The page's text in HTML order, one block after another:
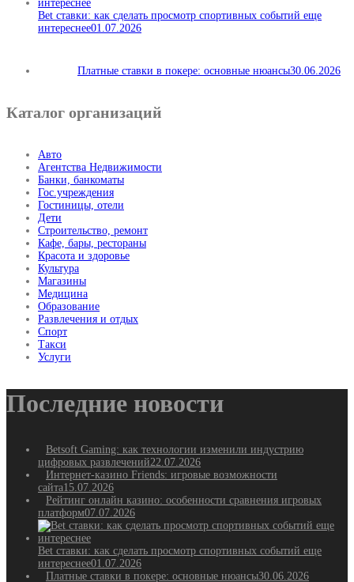
Bet ставки: как сделать просмотр спортивных событий еще
интереснее01.07.2026
Платные ставки в покере: основные нюансы30.06.2026
Каталог организаций
Авто
Агентства Недвижимости
Банки, банкоматы
Гос.учреждения
Гостиницы, отели
Дети
Строительство, ремонт
Кафе, бары, рестораны
Красота и здоровье
Культура
Магазины
Медицина
Образование
Развлечения и отдых
Спорт
Такси
Услуги
Последние новости
Betsoft Gaming: как технологии изменили индустрию
цифровых развлечений22.07.2026
Интернет-казино Friends: игровые возможности
сайта15.07.2026
Рейтинг онлайн казино: особенности сравнения игровых
платформ07.07.2026
Bet ставки: как сделать просмотр спортивных событий еще
интереснее01.07.2026
Платные ставки в покере: основные нюансы30.06.2026